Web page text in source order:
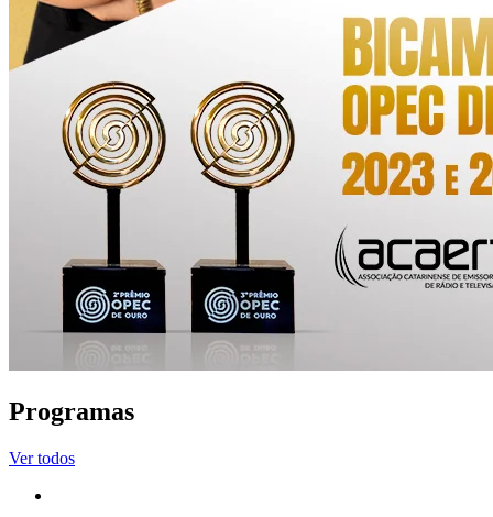
Programas
Ver todos